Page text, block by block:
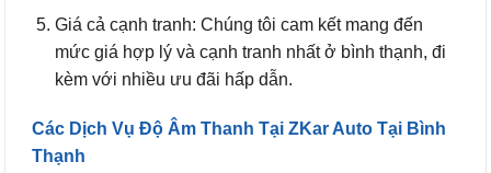
Giá cả cạnh tranh: Chúng tôi cam kết mang đến
mức giá hợp lý và cạnh tranh nhất ở bình thạnh, đi
kèm với nhiều ưu đãi hấp dẫn.
Các Dịch Vụ Độ Âm Thanh Tại ZKar Auto Tại Bình
Thạnh